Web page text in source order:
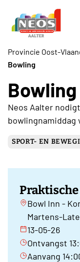
Provincie Oost-
Bowling
Bowling
Neos Aalter
bowlingnamiddag
SPORT- EN
Praktische
Bowl Inn -
Martens-
13-05-26
Ontvangst
Aanvang